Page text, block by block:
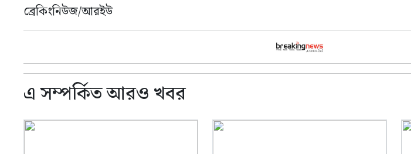
ব্রেকিংনিউজ/আরইউ
এ সম্পর্কিত আরও খবর